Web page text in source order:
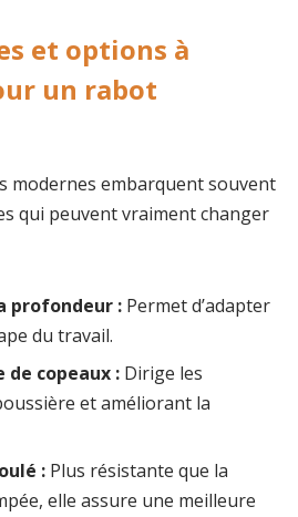
et options à
un rabot
modernes embarquent souvent
qui peuvent vraiment changer
profondeur : Permet d’adapter
du travail.
copeaux : Dirige les
et améliorant la
: Plus résistante que la
elle assure une meilleure